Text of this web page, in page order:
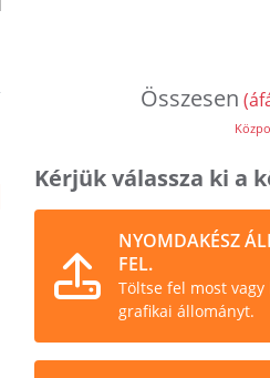
Összesen
Kérjük válassza ki a
NYOMDAKÉSZ
FEL.
Töltse fel most
grafikai állományt.